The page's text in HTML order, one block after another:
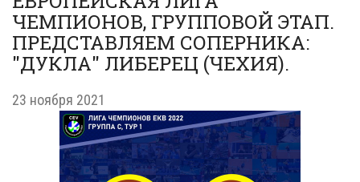
ЧЕМПИОНОВ, ГРУППОВОЙ ЭТАП.
ПРЕДСТАВЛЯЕМ СОПЕРНИКА:
"ДУКЛА" ЛИБЕРЕЦ (ЧЕХИЯ).
23 ноября 2021